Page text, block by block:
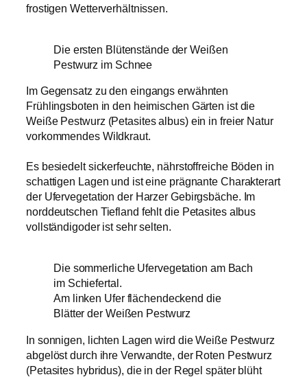
frostigen Wetterverhältnissen.
Die ersten Blütenstände der Weißen
Pestwurz im Schnee
Im Gegensatz zu den eingangs erwähnten
Frühlingsboten in den heimischen Gärten ist die
Weiße Pestwurz (Petasites albus) ein in freier Natur
vorkommendes Wildkraut.
Es besiedelt sickerfeuchte, nährstoffreiche Böden in
schattigen Lagen und ist eine prägnante Charakterart
der Ufervegetation der Harzer Gebirgsbäche. Im
norddeutschen Tiefland fehlt die Petasites albus
vollständigoder ist sehr selten.
Die sommerliche Ufervegetation am Bach
im Schiefertal.
Am linken Ufer flächendeckend die
Blätter der Weißen Pestwurz
In sonnigen, lichten Lagen wird die Weiße Pestwurz
abgelöst durch ihre Verwandte, der Roten Pestwurz
(Petasites hybridus), die in der Regel später blüht